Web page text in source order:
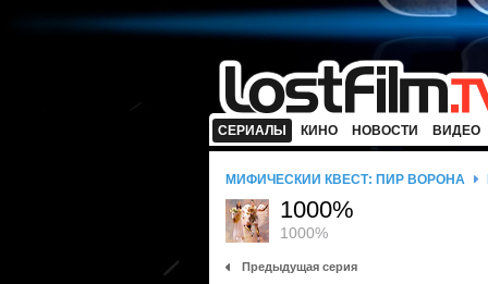
СЕРИАЛЫ КИНО НОВОСТИ ВИДЕО
МИФИЧЕСКИЙ КВЕСТ: ПИР ВОРОНА
1000%
1000%
Предыдущая серия